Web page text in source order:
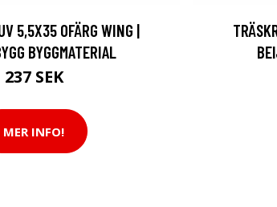
5,5X35 OFÄRG WING |
BYGGMATERIAL
237 SEK
MER INFO!